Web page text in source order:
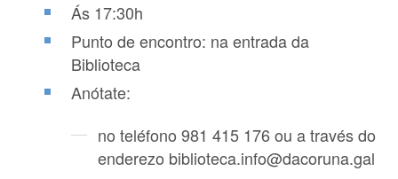
Ás 17:30h
Punto de encontro: na entrada da
Biblioteca
Anótate:
no teléfono 981 415 176ou a través do
enderezo biblioteca.info@dacoruna.gal